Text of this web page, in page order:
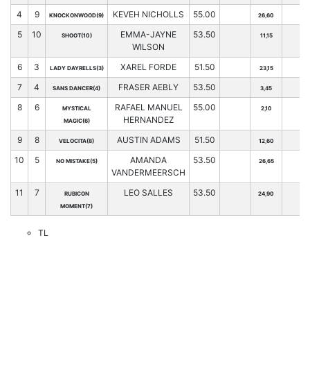
4 9 KNOCKONWOOD(9) KEVEH NICHOLLS 55.00 26,60
5 10 SHOOT(10)
EMMA-JAYNE
WILSON
53.50 11,15
6 3 LADY DAYRELLS(3) XAREL FORDE 51.50 23,15
7 4 SANS DANCER(4) FRASER AEBLY 53.50 3,45
8 6
MYSTICAL
MAGIC(6)
RAFAEL MANUEL
HERNANDEZ
55.00 2,10
9 8 VELOCITA(8) AUSTIN ADAMS 51.50 12,60
10 5 NO MISTAKE(5)
AMANDA
VANDERMEERSCH
53.50 26,65
11 7
RUBICON
MOMENT(7)
LEO SALLES 53.50 24,90
TL